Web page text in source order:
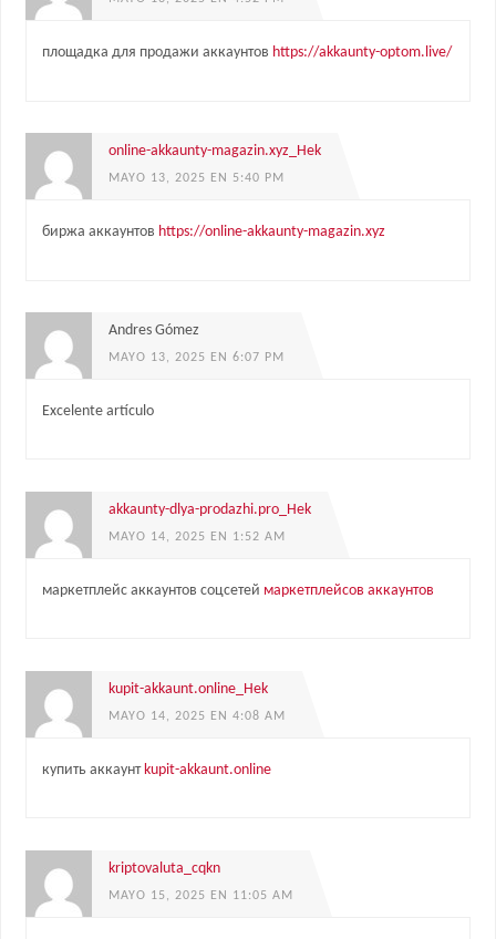
площадка для продажи аккаунтов https://akkaunty-optom.live/
online-akkaunty-magazin.xyz_Hek
MAYO 13, 2025 EN 5:40 PM
биржа аккаунтов https://online-akkaunty-magazin.xyz
Andres Gómez
MAYO 13, 2025 EN 6:07 PM
Excelente artículo
akkaunty-dlya-prodazhi.pro_Hek
MAYO 14, 2025 EN 1:52 AM
маркетплейс аккаунтов соцсетей маркетплейсов аккаунтов
kupit-akkaunt.online_Hek
MAYO 14, 2025 EN 4:08 AM
купить аккаунт kupit-akkaunt.online
kriptovaluta_cqkn
MAYO 15, 2025 EN 11:05 AM